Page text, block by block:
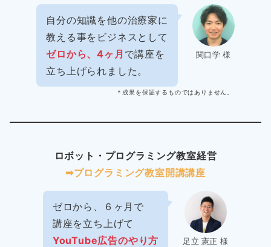
関口学 様
自分の知識を他の治療家に
教える事をビジネスとして
ゼロから、4ヶ月 で講座を
立ち上げられました。
＊成果を保証するものではありません。
ロボット・プログラミング教室経営
➡︎プログラミング教室開講講座
足立 憲正 様
ゼロから、６ヶ月で
講座を立ち上げて
YouTube広告のやり方